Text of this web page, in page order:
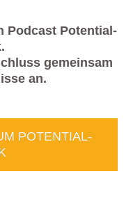
Podcast Potential-
gemeinsam
an.
POTENTIAL-